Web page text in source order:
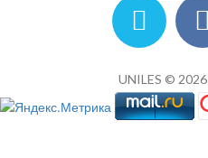
UNILES © 2026